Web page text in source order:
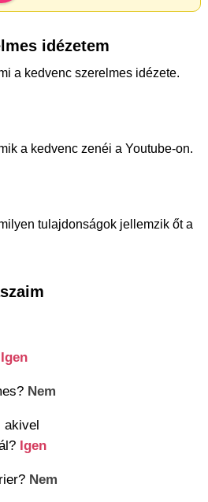
idézetem
a kedvenc szerelmes idézete.
a kedvenc zenéi a Youtube-on.
tulajdonságok jellemzik őt a
Igen
Nem
akivel
Igen
Nem